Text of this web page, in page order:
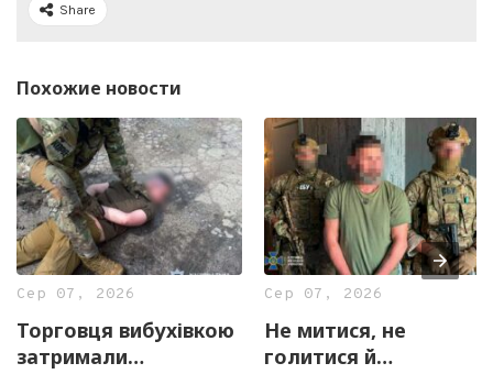
Share
Похожие новости
Сер 07, 2026
Торговця вибухівкою
затримали
Сер 07, 2026
Не митися, не
голитися й